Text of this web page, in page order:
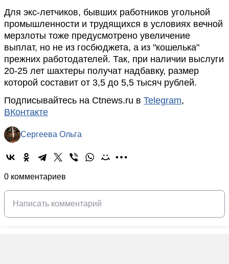
Для экс-летчиков, бывших работников угольной
промышленности и трудящихся в условиях вечной
мерзлоты тоже предусмотрено увеличение
выплат, но не из госбюджета, а из "кошелька"
прежних работодателей. Так, при наличии выслуги
20-25 лет шахтеры получат надбавку, размер
которой составит от 3,5 до 5,5 тысяч рублей.
Подписывайтесь на Ctnews.ru в Telegram,
ВКонтакте
Сергеева Ольга
0 комментариев